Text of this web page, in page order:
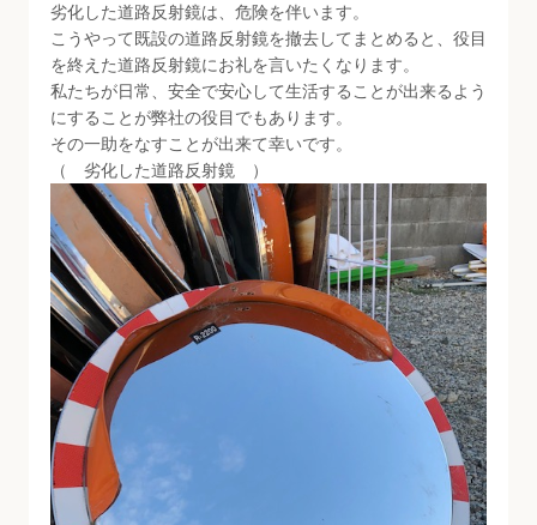
劣化した道路反射鏡は、危険を伴います。
こうやって既設の道路反射鏡を撤去してまとめると、役目
を終えた道路反射鏡にお礼を言いたくなります。
私たちが日常、安全で安心して生活することが出来るよう
にすることが弊社の役目でもあります。
その一助をなすことが出来て幸いです。
（ 劣化した道路反射鏡 ）